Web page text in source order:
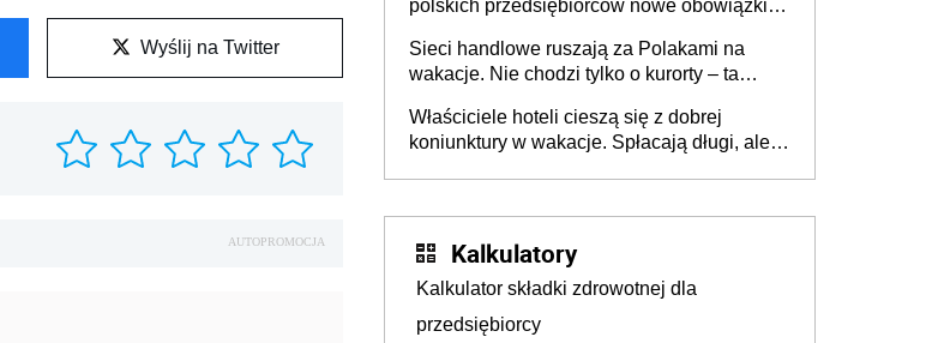
Wyślij na Twitter
AUTOPROMOCJA
polskich przedsiębiorców nowe obowiązki w
Sieci handlowe ruszają za Polakami na
wakacje. Nie chodzi tylko o kurorty – ta
tam, gdzie wielu spędzi urlop po cichu
Właściciele hoteli cieszą się z dobrej
koniunktury w wakacje. Spłacają długi, ale
Kalkulatory
Kalkulator składki zdrowotnej dla
przedsiębiorcy